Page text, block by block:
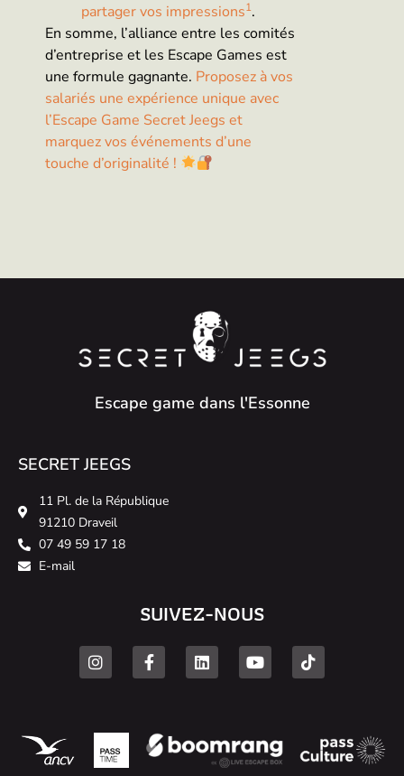
partager vos impressions1.
En somme, l’alliance entre les comités
d’entreprise et les Escape Games est
une formule gagnante. Proposez à vos
salariés une expérience unique avec
l’Escape Game Secret Jeegs et
marquez vos événements d’une
touche d’originalité !
Escape game dans l'Essonne
SECRET JEEGS
11 Pl. de la République
91210 Draveil
07 49 59 17 18
E-mail
SUIVEZ-NOUS